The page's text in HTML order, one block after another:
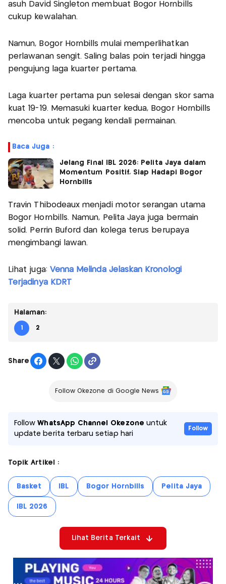
asuh David Singleton membuat Bogor Hornbills
cukup kewalahan.
Namun, Bogor Hornbills mulai memperlihatkan
perlawanan sengit. Saling balas poin terjadi hingga
pengujung laga kuarter pertama.
Laga kuarter pertama pun selesai dengan skor sama
kuat 19-19. Memasuki kuarter kedua, Bogor Hornbills
mencoba untuk pegang kendali permainan.
Baca Juga :
Jelang Final IBL 2026: Pelita Jaya dalam
Momentum Positif, Siap Hadapi Bogor
Hornbills
Travin Thibodeaux menjadi motor serangan utama
Bogor Hornbills. Namun, Pelita Jaya juga bermain
solid. Perrin Buford dan kolega terus berupaya
mengimbangi lawan.
Lihat juga: Venna Melinda Jelaskan Kronologi
Terjadinya KDRT
Halaman:
1 2
Share
Follow Okezone di Google News
FollowWhatsApp Channel Okezone untuk
update berita terbaru setiap hari
Follow
Topik Artikel :
Basket IBL Bogor Hornbills Pelita Jaya
IBL 2026
Lihat Berita Terkait